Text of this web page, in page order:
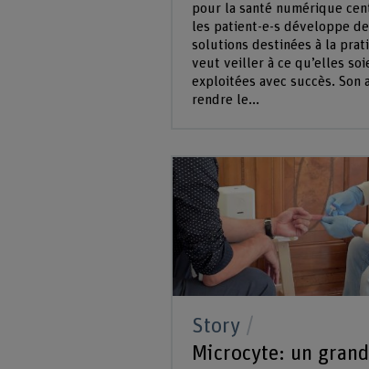
pour la santé numérique
les patient-e-s développe
solutions destinées à la
veut veiller à ce qu’elles
exploitées avec succès. Son
rendre le...
Story
Microcyte: un grand